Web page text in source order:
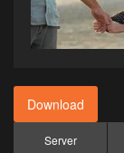
Download
Server